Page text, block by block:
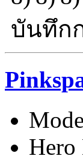
บันทึก
Hero